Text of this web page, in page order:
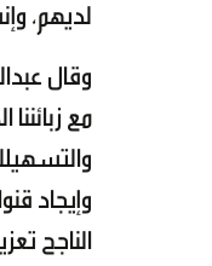
لديهم،
وقال
مع
وإيجاد
الناجح